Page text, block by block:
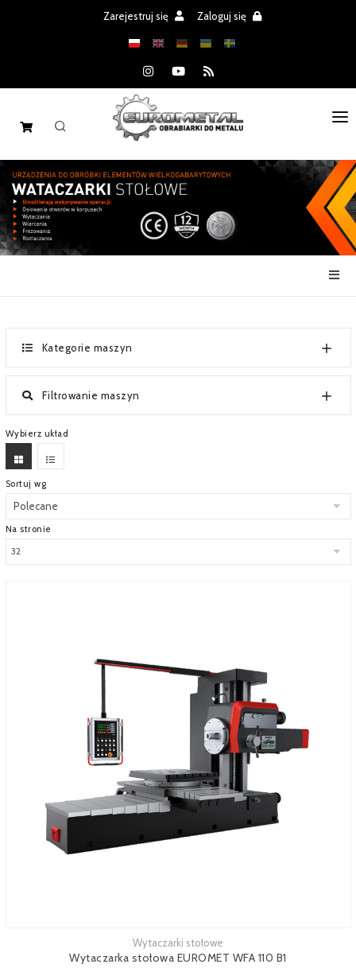
Zarejestruj się Zaloguj się
STRONA GŁÓWNA
MASZYNY
CZĘŚCI
SERWIS
FINANSOWANIE
KATALOGI
O FIRMIE
FAQ
Kategorie maszyn
Filtrowanie maszyn
Wybierz układ
Sortuj wg
Na stronie
Wytaczarki stołowe
Wytaczarka stołowa EUROMET WFA 110 B1